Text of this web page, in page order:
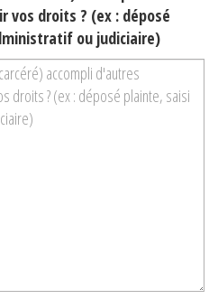
vos droits ? (ex : déposé
ou judiciaire)